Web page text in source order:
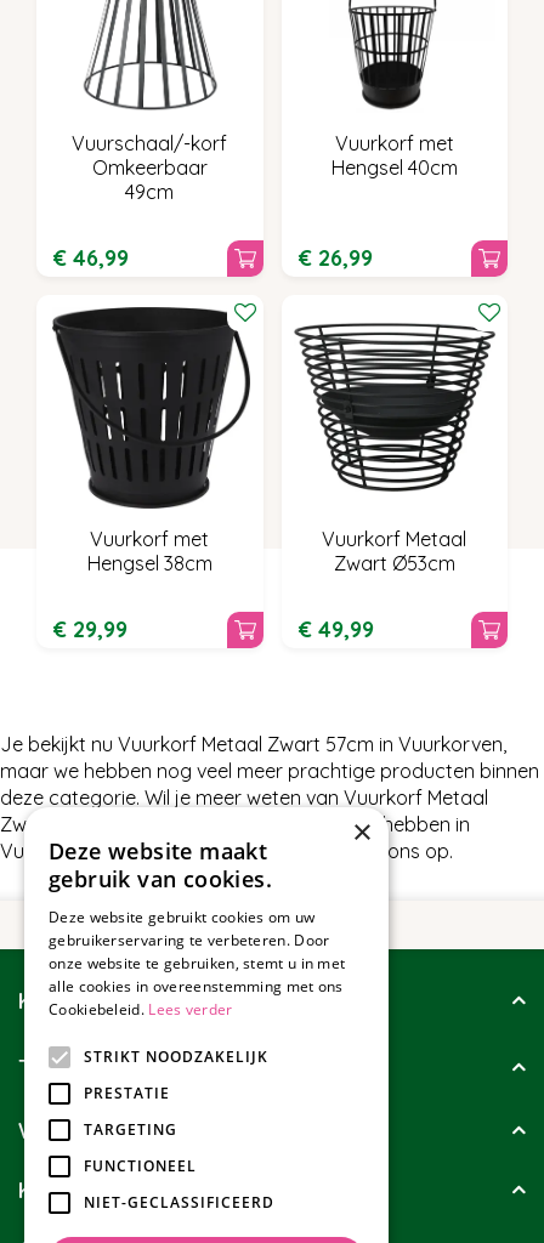
Vuurschaal/-korf
Omkeerbaar
49cm
€ 46,99
Vuurkorf met
Hengsel 40cm
€ 26,99
Vuurkorf met
Hengsel 38cm
€ 29,99
Vuurkorf Metaal
Zwart Ø53cm
€ 49,99
Je bekijkt nu Vuurkorf Metaal Zwart 57cm in Vuurkorven,
maar we hebben nog veel meer prachtige producten binnen
deze categorie. Wil je meer weten van Vuurkorf Metaal
Zwart 57cm of wat wij nog meer te bieden hebben in
Vuurkorven, neem dan gerust contact met ons op.
Klantenservice
Tuincollectie
Wie zijn wij?
Klanten geven ons
×
Deze website maakt
gebruik van cookies.
Deze website gebruikt cookies om uw
gebruikerservaring te verbeteren. Door
onze website te gebruiken, stemt u in met
alle cookies in overeenstemming met ons
Cookiebeleid. Lees verder
STRIKT NOODZAKELIJK
PRESTATIE
TARGETING
FUNCTIONEEL
NIET-GECLASSIFICEERD